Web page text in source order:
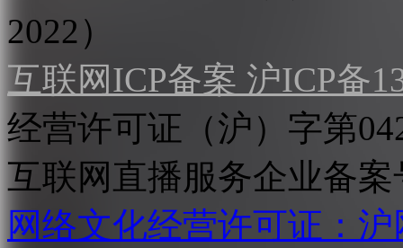
2022）
互联网ICP备案 沪ICP备
经营许可证（沪）字第
互联网直播服务企业备案
网络文化经营许可证：